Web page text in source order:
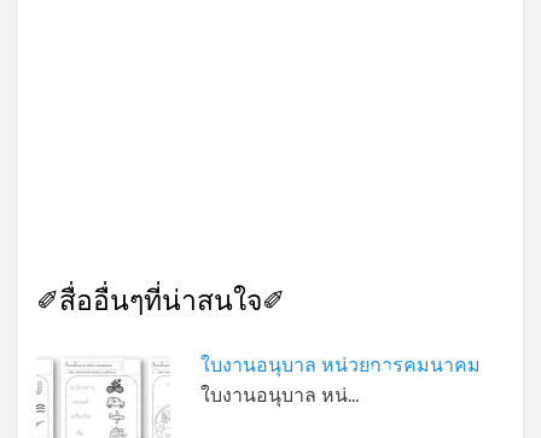
✐สื่ออื่นๆที่น่าสนใจ✐
ใบงานอนุบาล หน่วยการคมนาคม
ใบงานอนุบาล หน่…